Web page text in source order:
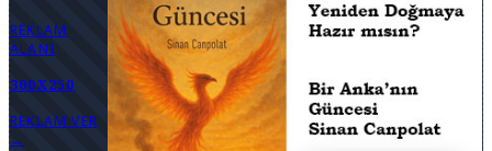
REKLAM
ALANI
300X250
REKLAM VER
→